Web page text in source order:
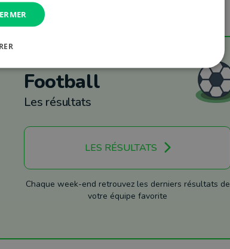
Football
Les résultats
LES RÉSULTATS
Chaque week-end retrouvez les derniers résultats de
votre équipe favorite